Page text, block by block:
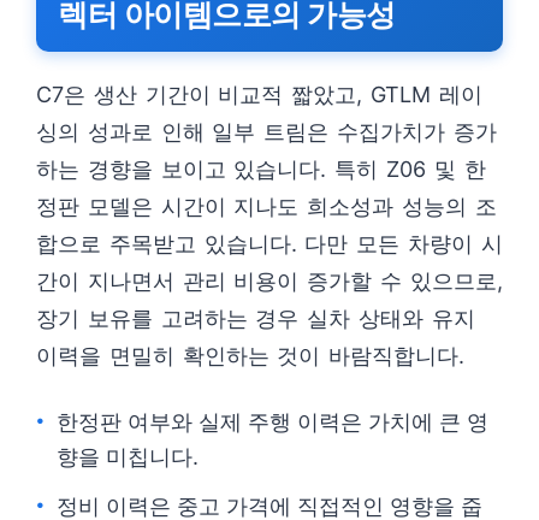
렉터 아이템으로의 가능성
C7은 생산 기간이 비교적 짧았고, GTLM 레이
싱의 성과로 인해 일부 트림은 수집가치가 증가
하는 경향을 보이고 있습니다. 특히 Z06 및 한
정판 모델은 시간이 지나도 희소성과 성능의 조
합으로 주목받고 있습니다. 다만 모든 차량이 시
간이 지나면서 관리 비용이 증가할 수 있으므로,
장기 보유를 고려하는 경우 실차 상태와 유지
이력을 면밀히 확인하는 것이 바람직합니다.
한정판 여부와 실제 주행 이력은 가치에 큰 영
향을 미칩니다.
정비 이력은 중고 가격에 직접적인 영향을 줍